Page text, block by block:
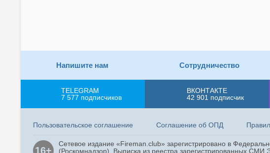
Напишите нам Сотрудничество
TELEGRAM
7 577 подписчиков
ВКОНТАКТЕ
42 901 подписчик
Пользовательское соглашение Соглашение об ОПД
16+
Сетевое издание «Fireman.club» зарегистрировано в
(Роскомнадзор). Выписка из реестра зарегистрированных